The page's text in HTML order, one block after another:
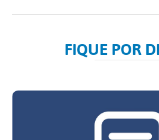
FIQUE POR